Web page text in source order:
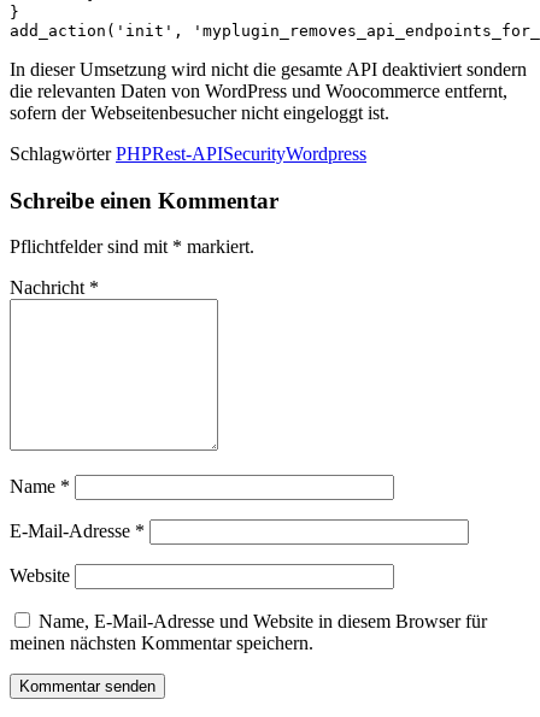
}
add_action('init',
In dieser Umsetzung wird nicht die gesamte API deaktiviert sondern
die relevanten Daten von WordPress und Woocommerce entfernt,
sofern der Webseitenbesucher nicht eingeloggt ist.
Schlagwörter PHPRest-APISecurityWordpress
Schreibe einen Kommentar
Pflichtfelder sind mit * markiert.
Nachricht *
Name *
E-Mail-Adresse *
Website
Name, E-Mail-Adresse und Website in diesem Browser für
meinen nächsten Kommentar speichern.